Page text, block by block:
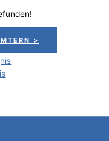
>